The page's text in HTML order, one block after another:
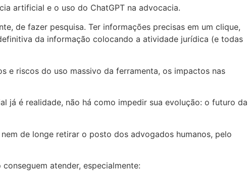
artificial e o uso do ChatGPT na advocacia.
de fazer pesquisa. Ter informações precisas em um clique,
da informação colocando a atividade jurídica (e todas
e riscos do uso massivo da ferramenta, os impactos nas
já é realidade, não há como impedir sua evolução: o futuro da
de longe retirar o posto dos advogados humanos, pelo
atender, especialmente: